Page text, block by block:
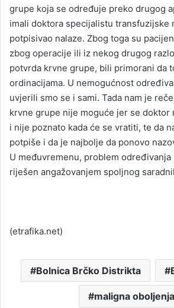
grupe koja se određuje preko drugog
imali doktora specijalistu transfuzijske
potpisivao nalaze. Zbog toga su
zbog operacije ili iz nekog drugog
potvrda krvne grupe, bili primorani da
ordinacijama. U nemogućnost
uvjerili smo se i sami. Tada nam je
krvne grupe nije moguće jer se doktor
i nije poznato kada će se vratiti, te da
potpiše i da je najbolje da ponovo
U međuvremenu, problem
riješen angažovanjem spoljnog
(etrafika.net)
Bolnica Brčko Distrikta
maligna oboljenja